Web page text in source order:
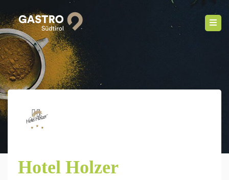
Hotel Holzer